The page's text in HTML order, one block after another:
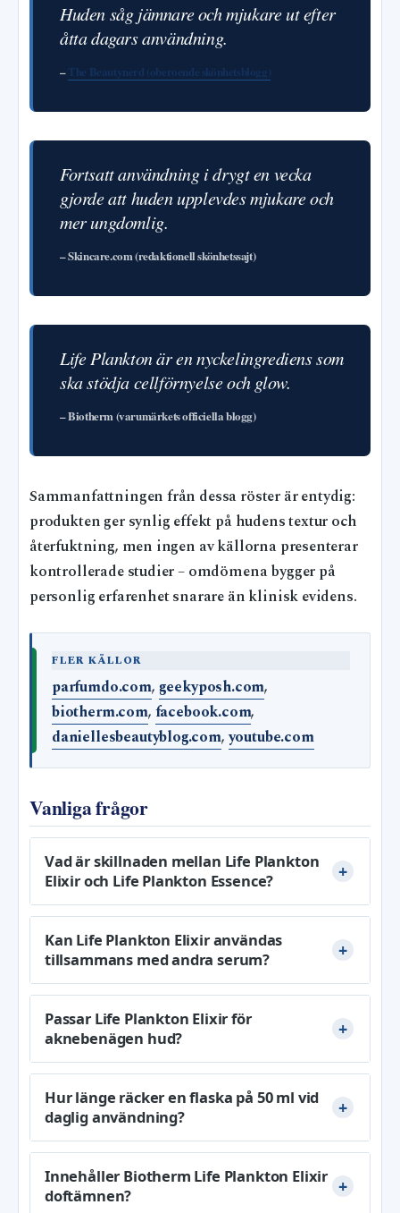
Huden såg jämnare och mjukare ut efter
åtta dagars användning.
–The Beautynerd (oberoende skönhetsblogg)
Fortsatt användning i drygt en vecka
gjorde att huden upplevdes mjukare och
mer ungdomlig.
– Skincare.com (redaktionell skönhetssajt)
Life Plankton är en nyckelingrediens som
ska stödja cellförnyelse och glow.
– Biotherm (varumärkets officiella blogg)
Sammanfattningen från dessa röster är entydig:
produkten ger synlig effekt på hudens textur och
återfuktning, men ingen av källorna presenterar
kontrollerade studier – omdömena bygger på
personlig erfarenhet snarare än klinisk evidens.
FLER KÄLLOR
parfumdo.com, geekyposh.com,
biotherm.com, facebook.com,
daniellesbeautyblog.com,youtube.com
Vanliga frågor
Vad är skillnaden mellan Life Plankton
Elixir och Life Plankton Essence?
Kan Life Plankton Elixir användas
tillsammans med andra serum?
Passar Life Plankton Elixir för
aknebenägen hud?
Hur länge räcker en flaska på 50 ml vid
daglig användning?
Innehåller Biotherm Life Plankton Elixir
doftämnen?